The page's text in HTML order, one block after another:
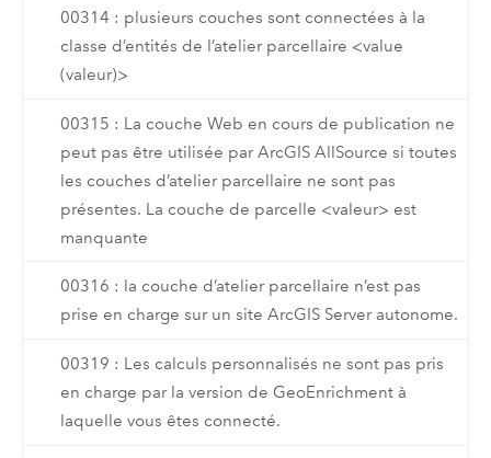
00314 : plusieurs couches sont connectées à la
classe d’entités de l’atelier parcellaire <value
(valeur)>
00315 : La couche Web en cours de publication ne
peut pas être utilisée par ArcGIS AllSource si toutes
les couches d’atelier parcellaire ne sont pas
présentes. La couche de parcelle <valeur> est
manquante
00316 : la couche d’atelier parcellaire n’est pas
prise en charge sur un site ArcGIS Server autonome.
00319 : Les calculs personnalisés ne sont pas pris
en charge par la version de GeoEnrichment à
laquelle vous êtes connecté.